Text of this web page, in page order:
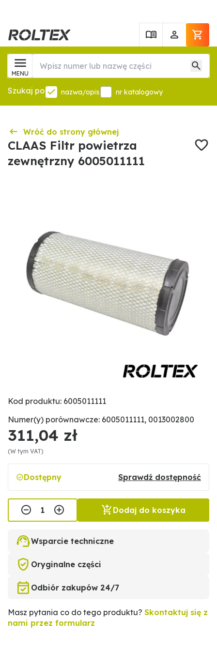
MENU
Szukaj po nazwa/opis nr katalogowy
Wróć do strony głównej
CLAAS Filtr powietrza
zewnętrzny 6005011111
Kod produktu: 6005011111
Numer(y) porównawcze: 6005011111, 0013002800
311,04 zł
(W tym VAT)
Dostępny Sprawdź dostępność
Dodaj do koszyka
Wsparcie techniczne
Oryginalne części
Odbiór zakupów 24/7
Masz pytania co do tego produktu? Skontaktuj się z
nami przez formularz